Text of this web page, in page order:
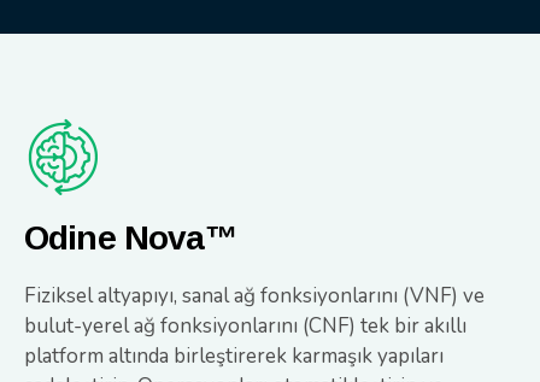
Odine Nova™
Fiziksel altyapıyı, sanal ağ fonksiyonlarını (VNF) ve
bulut-yerel ağ fonksiyonlarını (CNF) tek bir akıllı
platform altında birleştirerek karmaşık yapıları